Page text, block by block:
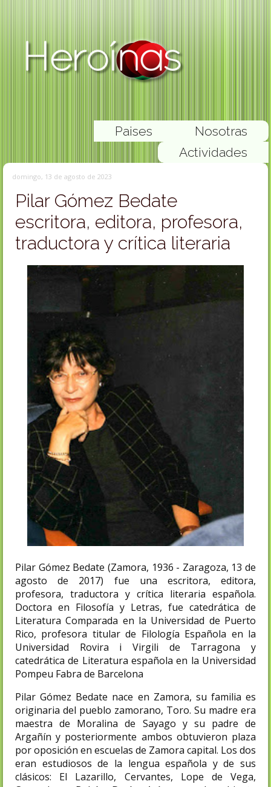
Nosotras
Paises
Actividades
domingo, 13 de agosto de 2023
Pilar Gómez Bedate
escritora, editora, profesora,
traductora y crítica literaria
Pilar Gómez Bedate (Zamora, 1936 - Zaragoza, 13 de
agosto de 2017) fue una escritora, editora,
profesora, traductora y crítica literaria española.
Doctora en Filosofía y Letras, fue catedrática de
Literatura Comparada en la Universidad de Puerto
Rico, profesora titular de Filología Española en la
Universidad Rovira i Virgili de Tarragona y
catedrática de Literatura española en la Universidad
Pompeu Fabra de Barcelona
Pilar Gómez Bedate nace en Zamora, su familia es
originaria del pueblo zamorano, Toro. Su madre era
maestra de Moralina de Sayago y su padre de
Argañín y posteriormente ambos obtuvieron plaza
por oposición en escuelas de Zamora capital. Los dos
eran estudiosos de la lengua española y de sus
clásicos: El Lazarillo, Cervantes, Lope de Vega,